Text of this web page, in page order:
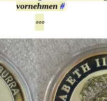
vornehmen #
°°°